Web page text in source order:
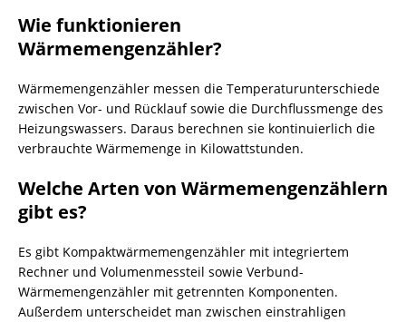
Wie funktionieren
Wärmemengenzähler?
Wärmemengenzähler messen die Temperaturunterschiede
zwischen Vor- und Rücklauf sowie die Durchflussmenge des
Heizungswassers. Daraus berechnen sie kontinuierlich die
verbrauchte Wärmemenge in Kilowattstunden.
Welche Arten von Wärmemengenzählern
gibt es?
Es gibt Kompaktwärmemengenzähler mit integriertem
Rechner und Volumenmessteil sowie Verbund-
Wärmemengenzähler mit getrennten Komponenten.
Außerdem unterscheidet man zwischen einstrahligen